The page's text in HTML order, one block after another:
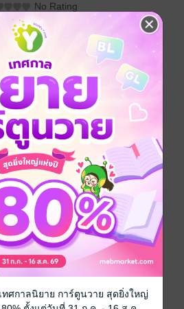
No Rating
องขวัญ ติดตาม แชร์
อมมาขอซื้อน้ำมันผีจากตาน้อยเอิ้น
รื่องยังโยงไปถึงคนเมืองสองแคว
คนหมู่นั้นกลับเป็นหมอผี มาขอซื้อ
ช้วิชามนต์ดำอันลี้ลับ ผู้ที่เดือดร้อน
มู่บ้านแห่งนี้
งขวัญ
pdf, epub(สารบัญ)
ทศกาลนิยาย การ์ตูนวาย สุดยิ่งใหญ่